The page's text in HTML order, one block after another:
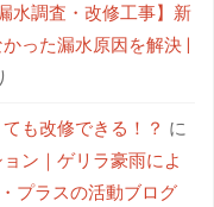
漏水調査・改修工事】新
った漏水原因を解決 |
も改修できる！？ に
ン｜ゲリラ豪雨によ
プラスの活動ブログ